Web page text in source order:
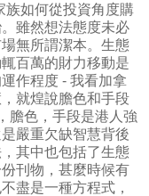
族如何從投資角度購
雖然想法態度未必
無所謂潔本。生態
百萬的財力移動是
作程度 - 我看加拿
就煌說膽色和手段
膽色，手段是港人強
嚴重欠缺智慧背後
其中也包括了生態
刊物，甚麼時候有
盡是一種方程式，